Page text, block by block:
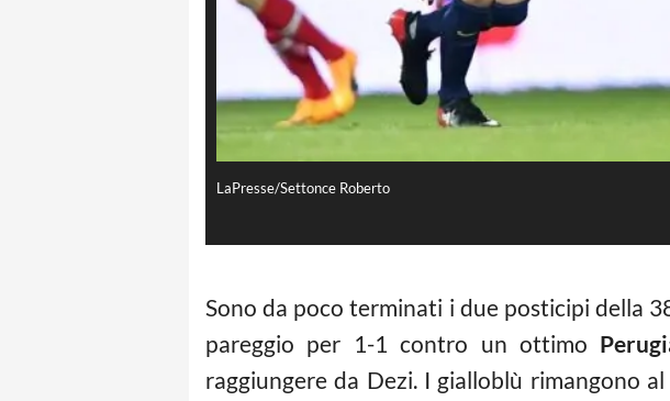
LaPresse/Settonce Roberto
Sono da poco terminati i due posticipi della
pareggio per 1-1 contro un ottimo
raggiungere da Dezi. I gialloblù rimangono